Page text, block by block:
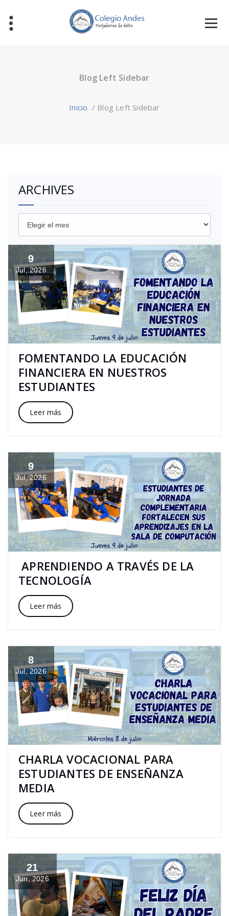
Blog Left Sidebar
Inicio / Blog Left Sidebar
ARCHIVES
9
Jul, 2026
FOMENTANDO LA EDUCACIÓN
FINANCIERA EN NUESTROS
ESTUDIANTES
Leer más
9
Jul, 2026
APRENDIENDO A TRAVÉS DE LA
TECNOLOGÍA
Leer más
8
Jul, 2026
CHARLA VOCACIONAL PARA
ESTUDIANTES DE ENSEÑANZA
MEDIA
Leer más
21
Jun, 2026